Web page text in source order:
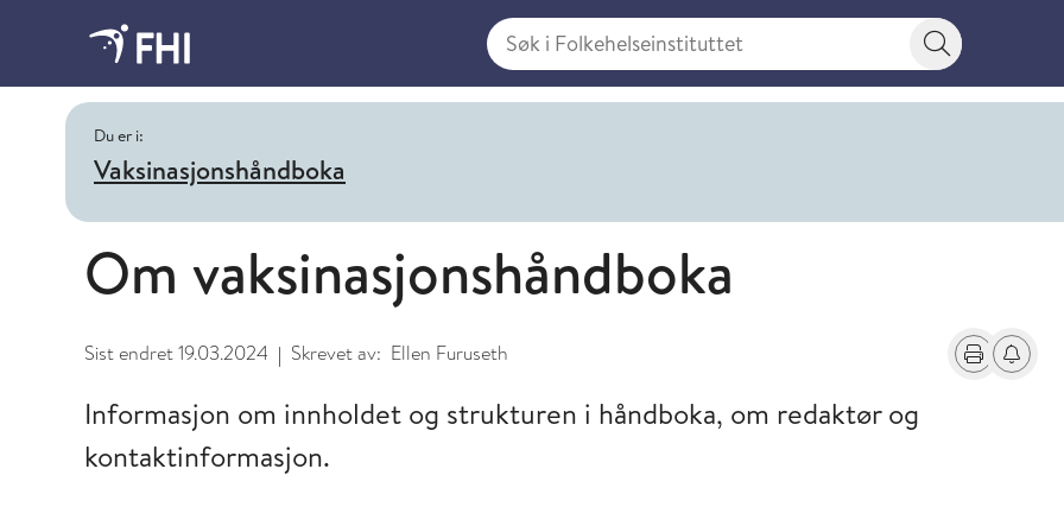
Søk i Folkehelseinstituttet
Søkeknapp
Du er i:
Vaksinasjonshåndboka
Om vaksinasjonshåndboka
Sist endret19.03.2024 | Skrevet av: Ellen Furuseth Skriv ut
Få
Informasjon om innholdet og strukturen i håndboka, om redaktør og
kontaktinformasjon.